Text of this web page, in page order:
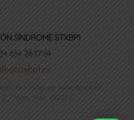
SÍNDROME STXBP1
654 26 17 64‬
Nacional de Asociaciones:
/ Núm. Nac. 612052